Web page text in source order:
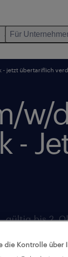
Für
- jetzt übertariflich
w/
-
gültig bis 2.
die Kontrolle über